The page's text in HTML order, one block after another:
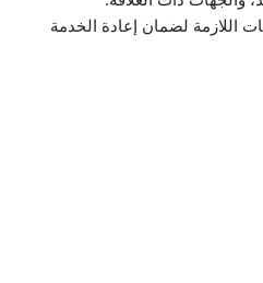
اللازمة لضمان إعادة الخدمة